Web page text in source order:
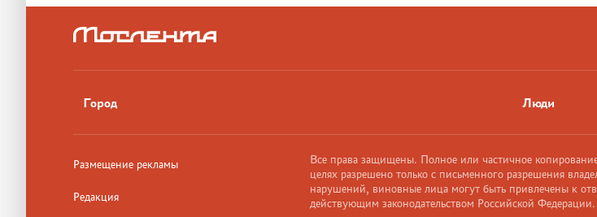
Город Люди
Размещение рекламы
Редакция
Все права защищены. Полное или частичное
целях разрешено только с письменного разрешения
нарушений, виновные лица могут быть привлечены к
действующим законодательством Российской Федерации.